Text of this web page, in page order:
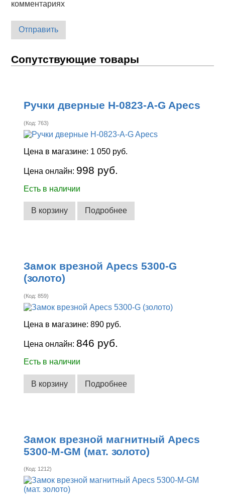
комментариях
Отправить
Сопутствующие товары
Ручки дверные H-0823-A-G Apecs
(Код:763)
Цена в магазине: 1 050 руб.
Цена онлайн: 998 руб.
Есть в наличии
В корзину Подробнее
Замок врезной Apecs 5300-G
(золото)
(Код:859)
Цена в магазине:890 руб.
Цена онлайн: 846 руб.
Есть в наличии
В корзину Подробнее
Замок врезной магнитный Apecs
5300-M-GM (мат. золото)
(Код: 1212)